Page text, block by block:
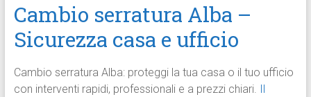
Cambio serratura Alba –
Sicurezza casa e ufficio
Cambio serratura Alba: proteggi la tua casa o il tuo ufficio
con interventi rapidi, professionali e a prezzi chiari.